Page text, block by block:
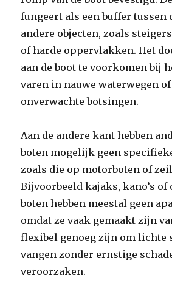
fungeert als een buffer tussen
andere objecten, zoals
of harde oppervlakken. Het
aan de boot te voorkomen bij
varen in nauwe waterwegen
onverwachte botsingen.
Aan de andere kant hebben
boten mogelijk geen
zoals die op motorboten of
Bijvoorbeeld kajaks, kano’s of
boten hebben meestal geen
omdat ze vaak gemaakt zijn
flexibel genoeg zijn om lichte
vangen zonder ernstige
veroorzaken.